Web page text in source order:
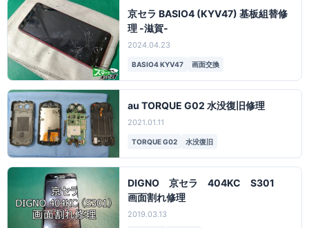
京セラ BASIO4 (KYV47) 基板組替修
理 -滋賀-
2024.04.23
BASIO4 KYV47 画面交換
au TORQUE G02 水没復旧修理
2021.01.11
TORQUE G02 水没復旧
DIGNO 京セラ 404KC S301
画面割れ修理
2019.03.13